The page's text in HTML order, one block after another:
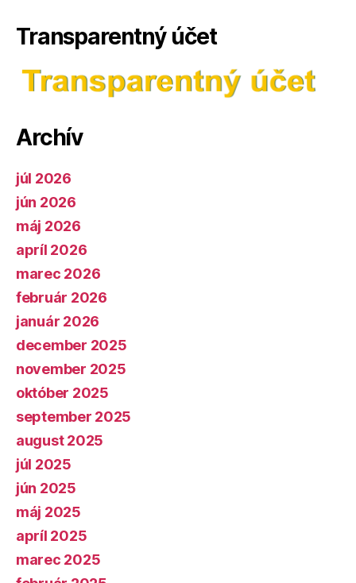
Transparentný účet
Archív
júl 2026
jún 2026
máj 2026
apríl 2026
marec 2026
február 2026
január 2026
december 2025
november 2025
október 2025
september 2025
august 2025
júl 2025
jún 2025
máj 2025
apríl 2025
marec 2025